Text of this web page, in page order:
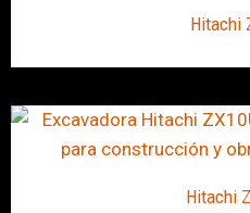
Hitachi
Hitachi